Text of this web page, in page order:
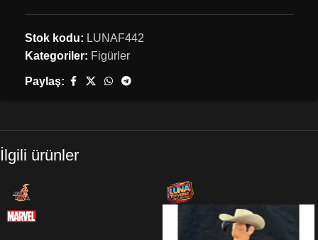
Stok kodu: LUNAF442
Kategoriler: Figürler
Paylaş:
İlgili ürünler